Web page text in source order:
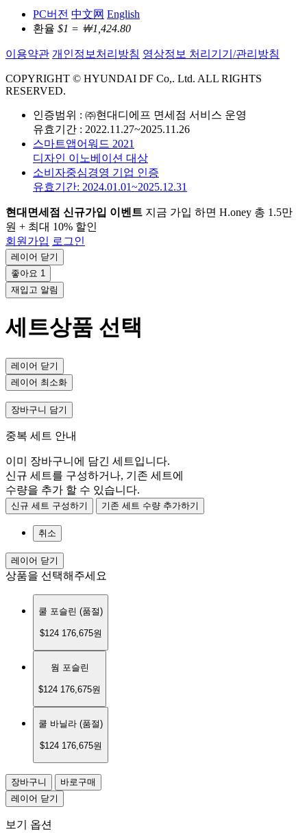
PC버전 中文网 English
환율 $1 = ￦1,424.80
이용약관 개인정보처리방침 영상정보 처리기기/관리방침
COPYRIGHT © HYUNDAI DF Co,. Ltd. ALL RIGHTS
RESERVED.
인증범위 : ㈜현대디에프 면세점 서비스 운영
유효기간 : 2022.11.27~2025.11.26
스마트앱어워드 2021
디자인 이노베이션 대상
소비자중심경영 기업 인증
유효기간: 2024.01.01~2025.12.31
현대면세점 신규가입 이벤트 지금 가입 하면 H.oney 총 1.5만
원 + 최대 10% 할인
회원가입 로그인
레이어 닫기
좋아요 1
재입고 알림
세트상품 선택
레이어 닫기
레이어 최소화
장바구니 담기
중복 세트 안내
이미 장바구니에 담긴 세트입니다.
신규 세트를 구성하거나, 기존 세트에
수량을 추가 할 수 있습니다.
신규 세트 구성하기 기존 세트 수량 추가하기
취소
레이어 닫기
상품을 선택해주세요
쿨 포슬린 (품절)
$124 176,675원
웜 포슬린
$124 176,675원
쿨 바닐라 (품절)
$124 176,675원
장바구니
바로구매
레이어 닫기
보기 옵션